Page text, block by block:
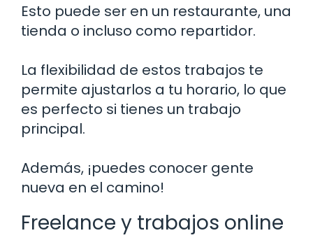
Esto puede ser en un restaurante, una
tienda o incluso como repartidor.
La flexibilidad de estos trabajos te
permite ajustarlos a tu horario, lo que
es perfecto si tienes un trabajo
principal.
Además, ¡puedes conocer gente
nueva en el camino!
Freelance y trabajos online